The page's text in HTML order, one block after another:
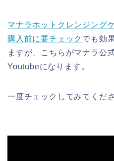
マナラホットクレンジング
購入前に要チェック でも効
ますが、こちらがマナラ公
Youtubeになります。
一度チェックしてみてくだ